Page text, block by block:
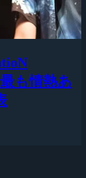
も情熱あ